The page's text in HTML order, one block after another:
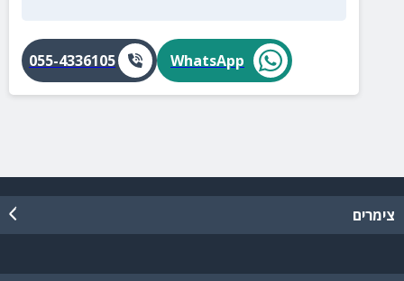
WhatsApp
055-4336105
צימרים